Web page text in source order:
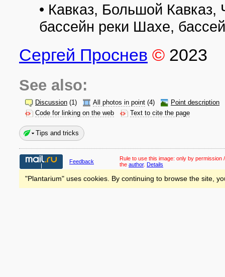
• Кавказ, Большой
бассейн реки Шахе,
Сергей Проснев © 2023
See also:
Discussion (1) All photos in point (4)
Point description
Code for linking on the web
Text to cite the page
Tips and tricks
Feedback Rule to use this image: only by permission
the author. Details
"Plantarium" uses cookies. By continuing to browse the site,